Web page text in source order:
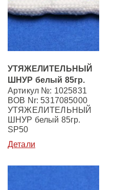
УТЯЖЕЛИТЕЛЬНЫЙ
ШНУР белый 85гр.
Артикул №: 1025831
BOB Nr: 5317085000
УТЯЖЕЛИТЕЛЬНЫЙ
ШНУР белый 85гр.
SP50
Детали